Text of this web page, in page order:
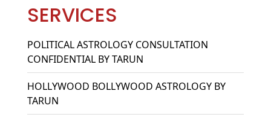
SERVICES
POLITICAL ASTROLOGY CONSULTATION
CONFIDENTIAL BY TARUN
HOLLYWOOD BOLLYWOOD ASTROLOGY BY
TARUN